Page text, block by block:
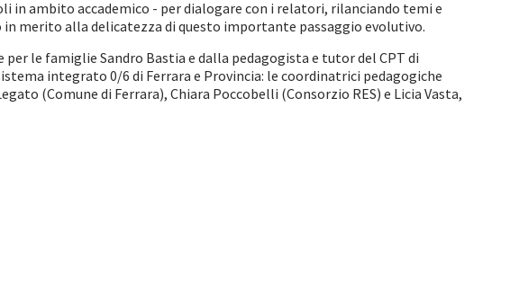
ambito accademico - per dialogare con i relatori, rilanciando temi e
merito alla delicatezza di questo importante passaggio evolutivo.
le famiglie Sandro Bastia e dalla pedagogista e tutor del CPT di
integrato 0/6 di Ferrara e Provincia: le coordinatrici pedagogiche
(Comune di Ferrara), Chiara Poccobelli (Consorzio RES) e Licia Vasta,